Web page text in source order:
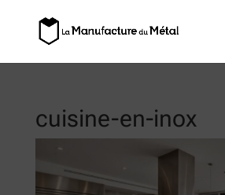
cuisine-en-inox